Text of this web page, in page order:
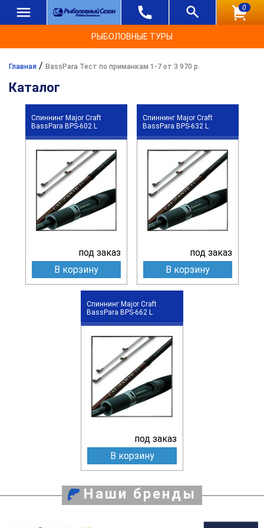
0
РЫБОЛОВНЫЕ ТУРЫ
Главная / BassPara Тест по приманкам 1-7 от 3 970 р.
Каталог
Спиннинг Major Craft
BassPara BPS-602 L
под заказ
В корзину
Спиннинг Major Craft
BassPara BPS-632 L
под заказ
В корзину
Спиннинг Major Craft
BassPara BPS-662 L
под заказ
В корзину
Наши бренды